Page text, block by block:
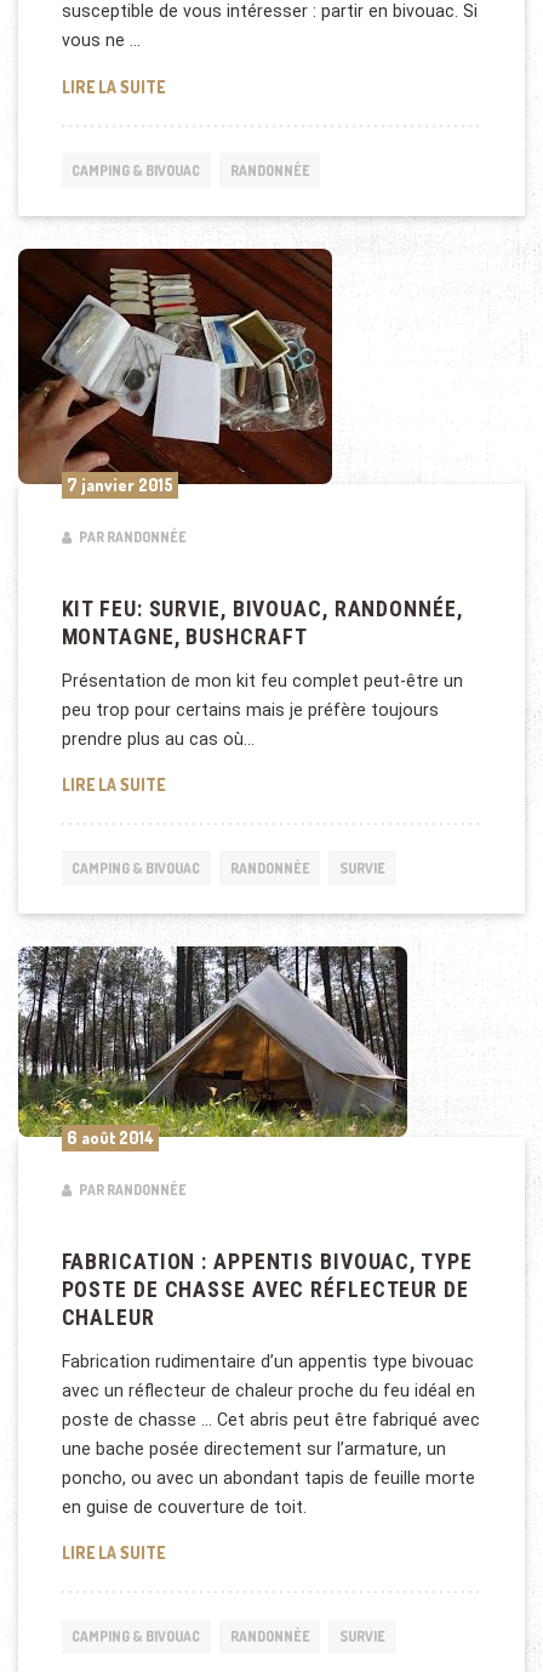
susceptible de vous intéresser : partir en bivouac. Si
vous ne …
LIRE LA SUITERANDONNÉE ET BIVOUAC DANS LES PYRÉNÉES
CAMPING & BIVOUAC RANDONNÉE
7 janvier 2015
PAR RANDONNÉE
KIT FEU: SURVIE, BIVOUAC, RANDONNÉE,
MONTAGNE, BUSHCRAFT
Présentation de mon kit feu complet peut-être un
peu trop pour certains mais je préfère toujours
prendre plus au cas où…
LIRE LA SUITEKIT FEU: SURVIE, BIVOUAC, RANDONNÉE,
CAMPING & BIVOUAC RANDONNÉE SURVIE
6 août 2014
PAR RANDONNÉE
FABRICATION : APPENTIS BIVOUAC, TYPE
POSTE DE CHASSE AVEC RÉFLECTEUR DE
CHALEUR
Fabrication rudimentaire d’un appentis type bivouac
avec un réflecteur de chaleur proche du feu idéal en
poste de chasse … Cet abris peut être fabriqué avec
une bache posée directement sur l’armature, un
poncho, ou avec un abondant tapis de feuille morte
en guise de couverture de toit.
LIRE LA SUITEFABRICATION : APPENTIS BIVOUAC, TYPE POSTE
CAMPING & BIVOUAC RANDONNÉE SURVIE